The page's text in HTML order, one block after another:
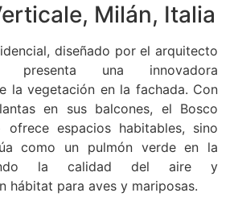
Milán, Italia
diseñado por el arquitecto
presenta una innovadora
la vegetación en la fachada. Con
en sus balcones, el Bosco
espacios habitables, sino
como un pulmón verde en la
la calidad del aire y
hábitat para aves y mariposas.